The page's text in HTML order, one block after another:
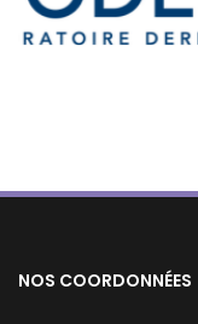
NOS COORDONNÉES